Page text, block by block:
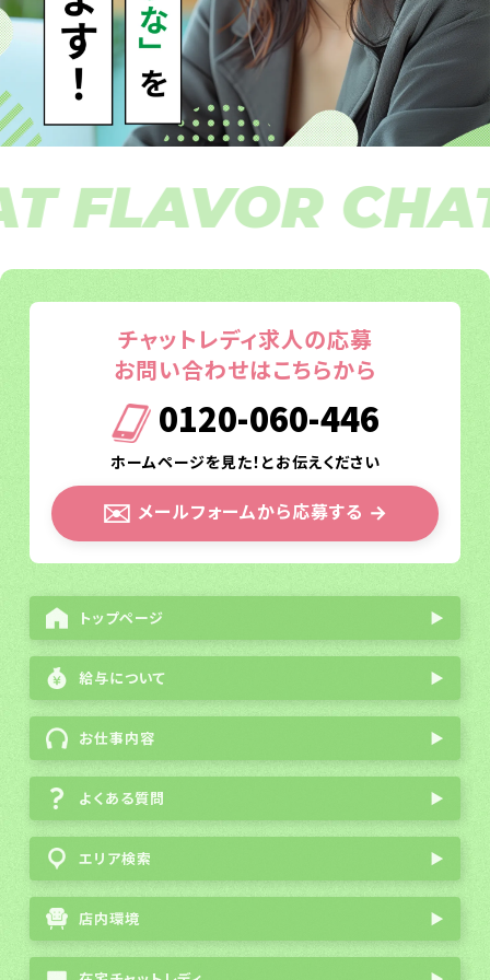
CHAT
チャットレディ求人の応募
お問い合わせはこちらから
0120-060-446
ホームページを見た！とお伝えください
✉️ メールフォームから応募する →
トップページ ▶
給与について ▶
お仕事内容 ▶
よくある質問 ▶
エリア検索 ▶
店内環境 ▶